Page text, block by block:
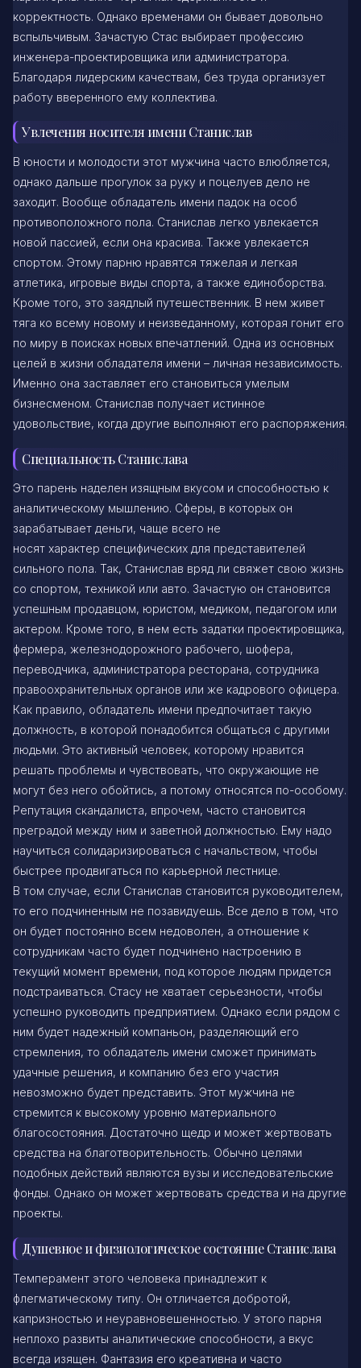
корректность. Однако временами он бывает довольно
вспыльчивым. Зачастую Стас выбирает профессию
инженера-проектировщика или администратора.
Благодаря лидерским качествам, без труда организует
работу вверенного ему коллектива.
Увлечения носителя имени Станислав
В юности и молодости этот мужчина часто влюбляется,
однако дальше прогулок за руку и поцелуев дело не
заходит. Вообще обладатель имени падок на особ
противоположного пола. Станислав легко увлекается
новой пассией, если она красива. Также увлекается
спортом. Этому парню нравятся тяжелая и легкая
атлетика, игровые виды спорта, а также единоборства.
Кроме того, это заядлый путешественник. В нем живет
тяга ко всему новому и неизведанному, которая гонит его
по миру в поисках новых впечатлений. Одна из основных
целей в жизни обладателя имени – личная независимость.
Именно она заставляет его становиться умелым
бизнесменом. Станислав получает истинное
удовольствие, когда другие выполняют его распоряжения.
Специальность Станислава
Это парень наделен изящным вкусом и способностью к
аналитическому мышлению. Сферы, в которых он
зарабатывает деньги, чаще всего не
носят характер специфических для представителей
сильного пола. Так, Станислав вряд ли свяжет свою жизнь
со спортом, техникой или авто. Зачастую он становится
успешным продавцом, юристом, медиком, педагогом или
актером. Кроме того, в нем есть задатки проектировщика,
фермера, железнодорожного рабочего, шофера,
переводчика, администратора ресторана, сотрудника
правоохранительных органов или же кадрового офицера.
Как правило, обладатель имени предпочитает такую
должность, в которой понадобится общаться с другими
людьми. Это активный человек, которому нравится
решать проблемы и чувствовать, что окружающие не
могут без него обойтись, а потому относятся по-особому.
Репутация скандалиста, впрочем, часто становится
преградой между ним и заветной должностью. Ему надо
научиться солидаризироваться с начальством, чтобы
быстрее продвигаться по карьерной лестнице.
В том случае, если Станислав становится руководителем,
то его подчиненным не позавидуешь. Все дело в том, что
он будет постоянно всем недоволен, а отношение к
сотрудникам часто будет подчинено настроению в
текущий момент времени, под которое людям придется
подстраиваться. Стасу не хватает серьезности, чтобы
успешно руководить предприятием. Однако если рядом с
ним будет надежный компаньон, разделяющий его
стремления, то обладатель имени сможет принимать
удачные решения, и компанию без его участия
невозможно будет представить. Этот мужчина не
стремится к высокому уровню материального
благосостояния. Достаточно щедр и может жертвовать
средства на благотворительность. Обычно целями
подобных действий являются вузы и исследовательские
фонды. Однако он может жертвовать средства и на другие
проекты.
Душевное и физиологическое состояние Станислава
Темперамент этого человека принадлежит к
флегматическому типу. Он отличается добротой,
капризностью и неуравновешенностью. У этого парня
неплохо развиты аналитические способности, а вкус
всегда изящен. Фантазия его креативна и часто